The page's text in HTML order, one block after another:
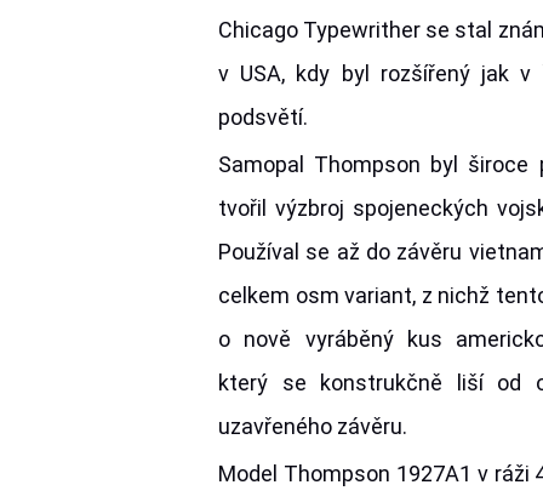
Chicago Typewrither se stal
v USA, kdy byl rozšířený jak
podsvětí.
Samopal Thompson byl
tvořil výzbroj spojeneckých
Používal se až do závěru
celkem osm variant, z nichž
o nově vyráběný kus
který se konstrukčně liší od
uzavřeného závěru.
Model Thompson 1927A1 v ráži